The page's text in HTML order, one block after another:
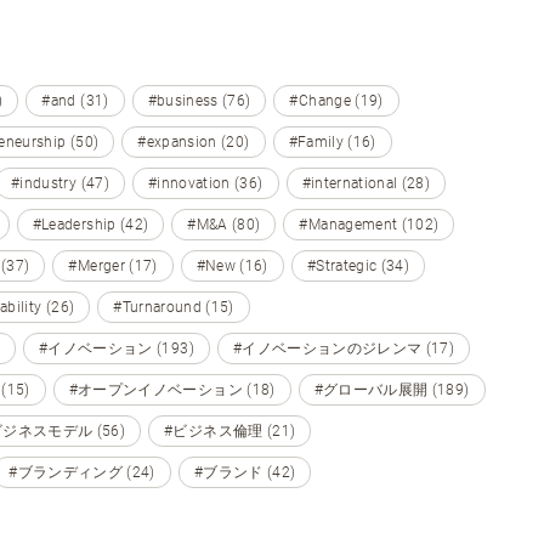
#and (31) #business (76) #Change (19)
(50) #expansion (20) #Family (16)
#industry (47) #innovation (36) #international (28)
#Leadership (42) #M&A (80) #Management (102)
#Merger (17) #New (16) #Strategic (34)
(26) #Turnaround (15)
#イノベーション (193) #イノベーションのジレンマ (17)
#オープンイノベーション (18) #グローバル展開 (189)
ネスモデル (56) #ビジネス倫理 (21)
#ブランディング (24) #ブランド (42)